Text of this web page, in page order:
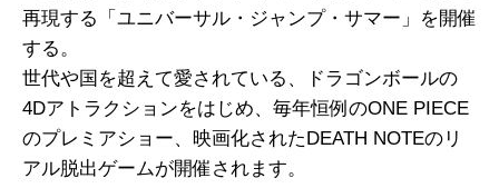
再現する「ユニバーサル・ジャンプ・サマー」を開催
する。
世代や国を超えて愛されている、ドラゴンボールの
4Dアトラクションをはじめ、毎年恒例のONE PIECE
のプレミアショー、映画化されたDEATH NOTEのリ
アル脱出ゲームが開催されます。